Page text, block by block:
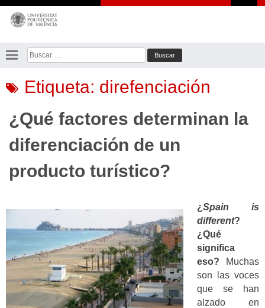
Saltar
contenido
Buscar:
Etiqueta: direfenciación
¿Qué factores determinan la
diferenciación de un
producto turístico?
¿Spain is
different?
¿Qué
significa
eso? Muchas
son las voces
que se han
alzado en